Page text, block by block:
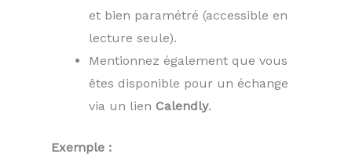
et bien paramétré (accessible en
lecture seule).
Mentionnez également que vous
êtes disponible pour un échange
via un lien Calendly.
Exemple :